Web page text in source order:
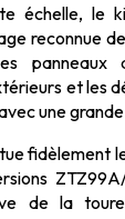
échelle, le
reconnue
panneaux
et les
une
fidèlement
de la